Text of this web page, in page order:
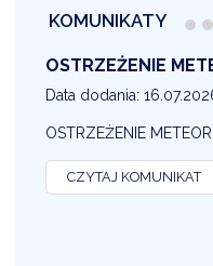
KOMUNIKATY
OSTRZEŻENIE
Data dodania:
OSTRZEŻENIE
CZYTAJ KOMUNIKAT